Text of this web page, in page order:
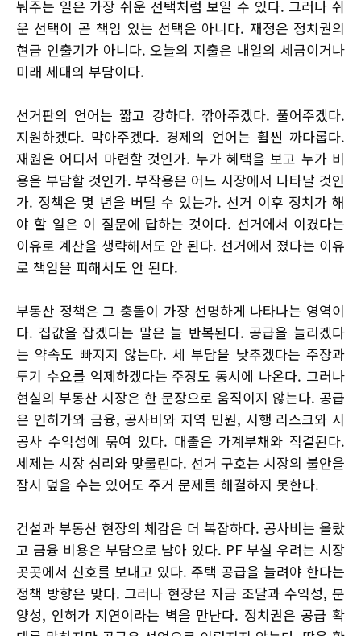
눠주는 일은 가장 쉬운 선택처럼 보일 수 있다. 그러나 쉬
운 선택이 곧 책임 있는 선택은 아니다. 재정은 정치권의
현금 인출기가 아니다. 오늘의 지출은 내일의 세금이거나
미래 세대의 부담이다.
선거판의 언어는 짧고 강하다. 깎아주겠다. 풀어주겠다.
지원하겠다. 막아주겠다. 경제의 언어는 훨씬 까다롭다.
재원은 어디서 마련할 것인가. 누가 혜택을 보고 누가 비
용을 부담할 것인가. 부작용은 어느 시장에서 나타날 것인
가. 정책은 몇 년을 버틸 수 있는가. 선거 이후 정치가 해
야 할 일은 이 질문에 답하는 것이다. 선거에서 이겼다는
이유로 계산을 생략해서도 안 된다. 선거에서 졌다는 이유
로 책임을 피해서도 안 된다.
부동산 정책은 그 충돌이 가장 선명하게 나타나는 영역이
다. 집값을 잡겠다는 말은 늘 반복된다. 공급을 늘리겠다
는 약속도 빠지지 않는다. 세 부담을 낮추겠다는 주장과
투기 수요를 억제하겠다는 주장도 동시에 나온다. 그러나
현실의 부동산 시장은 한 문장으로 움직이지 않는다. 공급
은 인허가와 금융, 공사비와 지역 민원, 시행 리스크와 시
공사 수익성에 묶여 있다. 대출은 가계부채와 직결된다.
세제는 시장 심리와 맞물린다. 선거 구호는 시장의 불안을
잠시 덮을 수는 있어도 주거 문제를 해결하지 못한다.
건설과 부동산 현장의 체감은 더 복잡하다. 공사비는 올랐
고 금융 비용은 부담으로 남아 있다. PF 부실 우려는 시장
곳곳에서 신호를 보내고 있다. 주택 공급을 늘려야 한다는
정책 방향은 맞다. 그러나 현장은 자금 조달과 수익성, 분
양성, 인허가 지연이라는 벽을 만난다. 정치권은 공급 확